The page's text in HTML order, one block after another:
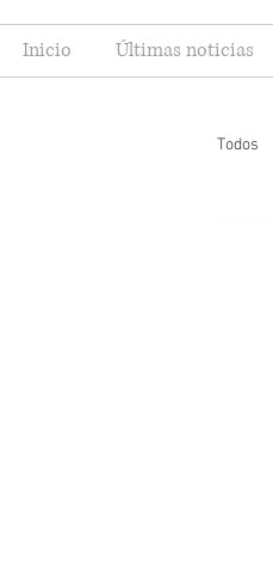
Inicio Últimas noticias
Todos